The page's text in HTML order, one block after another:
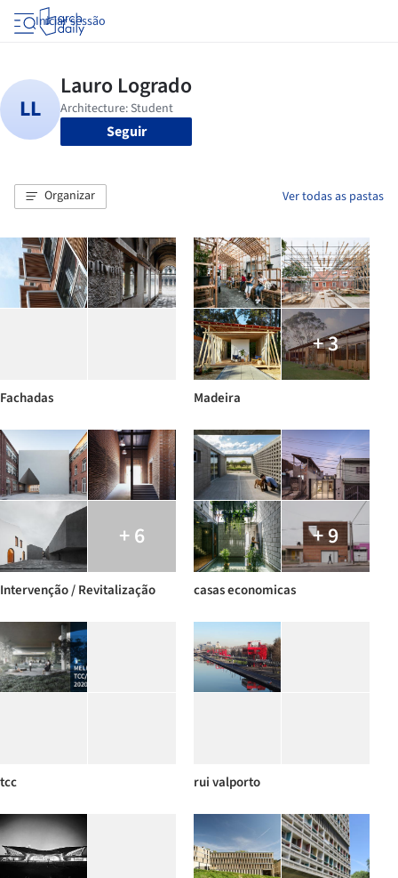
Iniciar sessão
Seguir
Organizar Ver todas as pastas
Fachadas
+ 3
Madeira
+ 6
Intervenção / Revitalização
+ 9
casas economicas
tcc rui valporto